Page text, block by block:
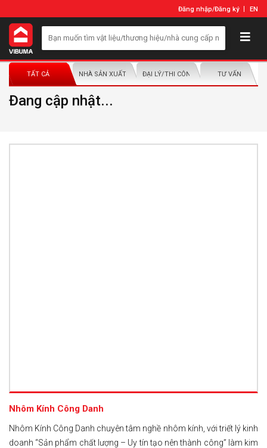
Đăng nhập/Đăng ký EN
TẤT CẢ NHÀ SẢN XUẤT/NHÀ PHÂN PHỐIĐẠI LÝ/THI CÔNG LẮP ĐẶTTƯ VẤN
Đang cập nhật...
Nhôm Kính Công Danh
Nhôm Kính Công Danh chuyên tâm nghề nhôm kính, với triết lý kinh
doanh “Sản phẩm chất lượng – Uy tín tạo nên thành công” làm kim